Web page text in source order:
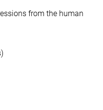
from the human